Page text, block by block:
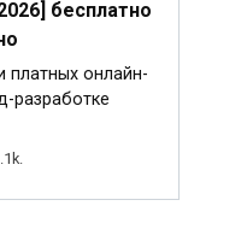
бесплатно
платных онлайн-
разработке